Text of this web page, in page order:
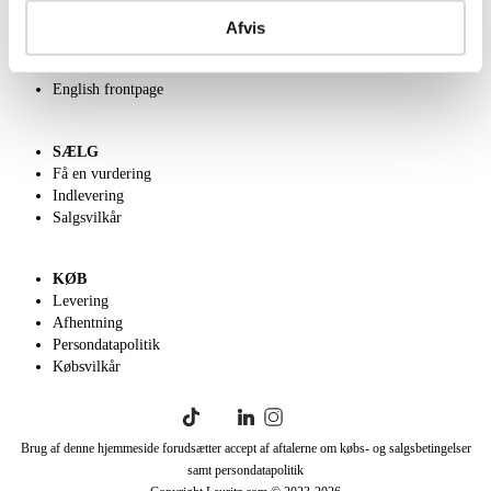
Afvis
English frontpage
SÆLG
Få en vurdering
Indlevering
Salgsvilkår
KØB
Levering
Afhentning
Persondatapolitik
Købsvilkår
Brug af denne hjemmeside forudsætter accept af aftalerne om købs- og salgsbetingelser
samt persondatapolitik